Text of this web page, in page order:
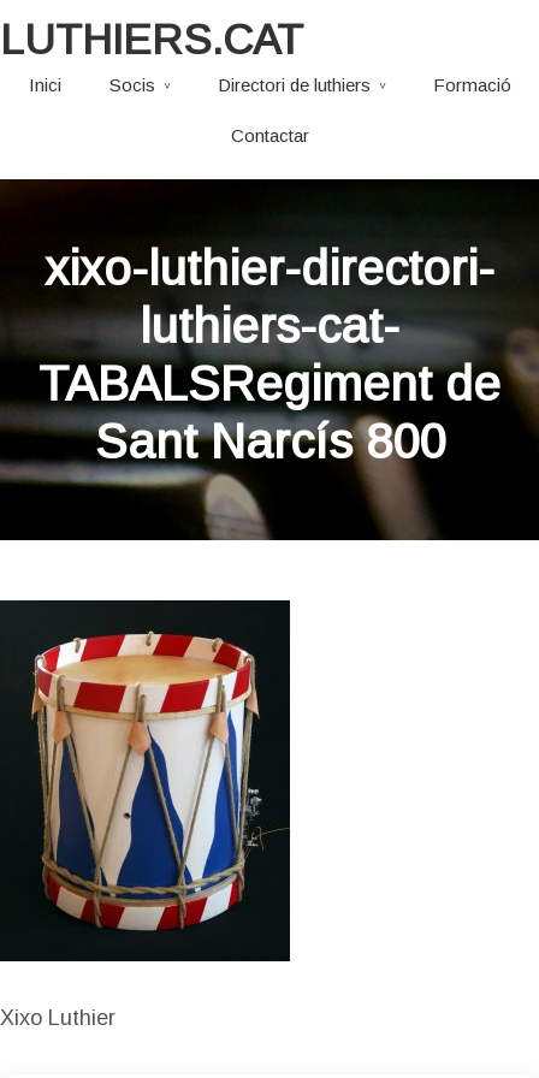
LUTHIERS.CAT
Inici Socis Directori de luthiers Formació
Contactar
xixo-luthier-directori-
luthiers-cat-
TABALSRegiment de
Sant Narcís 800
Xixo Luthier